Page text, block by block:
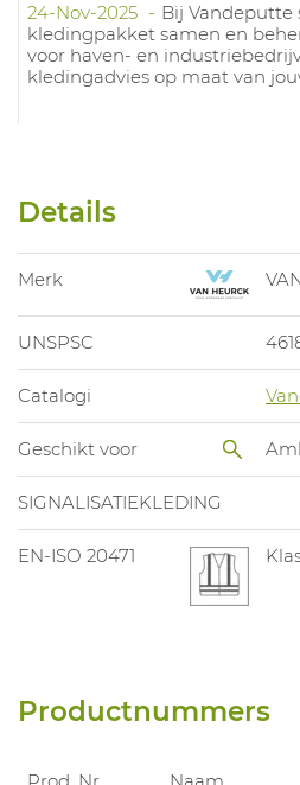
24-Nov-2025
Bij Vandeputte
kledingpakket samen en
voor haven- en
kledingadvies op maat van
Details
Merk
UNSPSC
Catalogi
Geschikt voor
SIGNALISATIEKLEDING
EN-ISO 20471
Productnummers
Prod. Nr. Naam